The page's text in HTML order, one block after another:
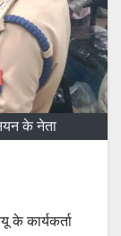
के नेता
के कार्यकर्ता